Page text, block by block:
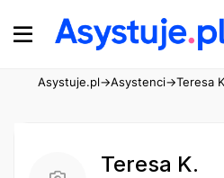
Asystuje.pl→Asystenci→Teresa
Teresa K.